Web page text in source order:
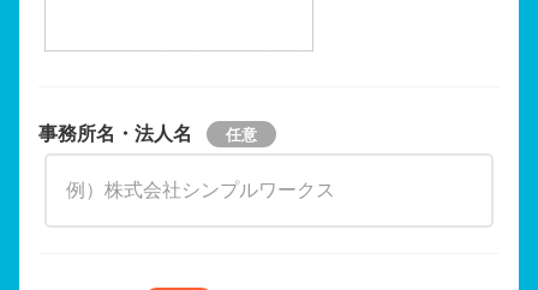
事務所名・法人名